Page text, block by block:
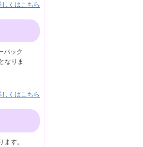
しくはこちら
パック
なりま
しくはこちら
す。